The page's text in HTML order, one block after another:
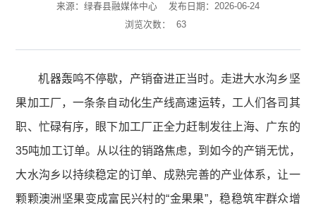
来源：绿春县融媒体中心
发布日期：2026-06-24
浏览次数：
63
机器轰鸣不停歇，产销奋进正当时。走进大水沟乡坚
果加工厂，一条条自动化生产线高速运转，工人们各司其
职、忙碌有序，眼下加工厂正全力赶制发往上海、广东的
35吨加工订单。从以往的销路焦虑，到如今的产销无忧，
大水沟乡以持续稳定的订单、成熟完善的产业体系，让一
颗颗澳洲坚果变成富民兴村的“金果果”，稳稳筑牢群众增